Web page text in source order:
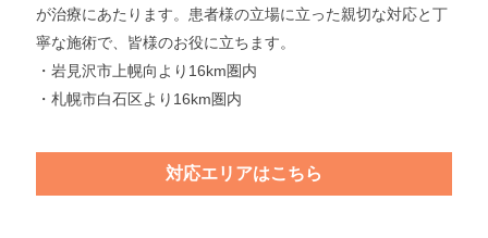
が治療にあたります。患者様の立場に立った親切な対応と丁
寧な施術で、皆様のお役に立ちます。
・岩見沢市上幌向より16km圏内
・札幌市白石区より16km圏内
対応エリアはこちら